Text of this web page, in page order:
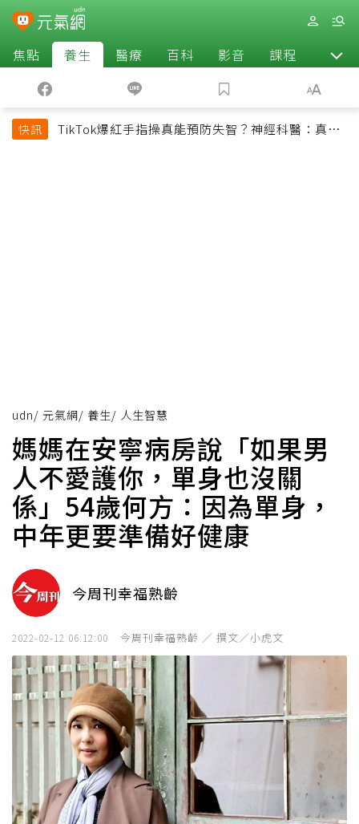
焦點 養生 醫療 百科 影音 課程 退休
快訊
TikTok爆紅手指操真能預防失智？神經科醫：真正
udn/ 元氣網/ 養生/ 人生智慧
媽媽在安寧病房說「如果男
人不愛護你，單身也沒關
係」54歲何方：因為單身，
中年更要準備好健康
今周刊幸福熟齡
2022-02-12 06:12:00 今周刊幸福熟齡 ／ 撰文／小虎文